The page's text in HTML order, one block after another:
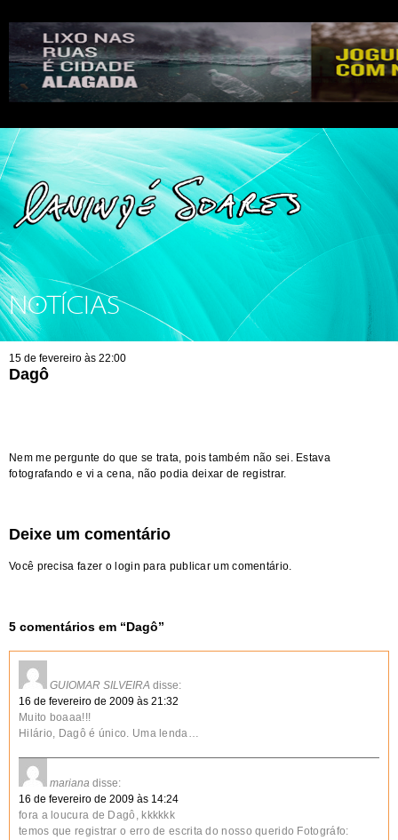
NOTÍCIAS
15 de fevereiro às 22:00
Dagô
Nem me pergunte do que se trata, pois também não sei. Estava
fotografando e vi a cena, não podia deixar de registrar.
Deixe um comentário
Você precisa fazer o login para publicar um comentário.
5 comentários em “Dagô”
GUIOMAR SILVEIRA disse:
16 de fevereiro de 2009 às 21:32
Muito boaaa!!!
Hilário, Dagô é único. Uma lenda…
mariana disse:
16 de fevereiro de 2009 às 14:24
fora a loucura de Dagô, kkkkkk
temos que registrar o erro de escrita do nosso querido Fotográfo: